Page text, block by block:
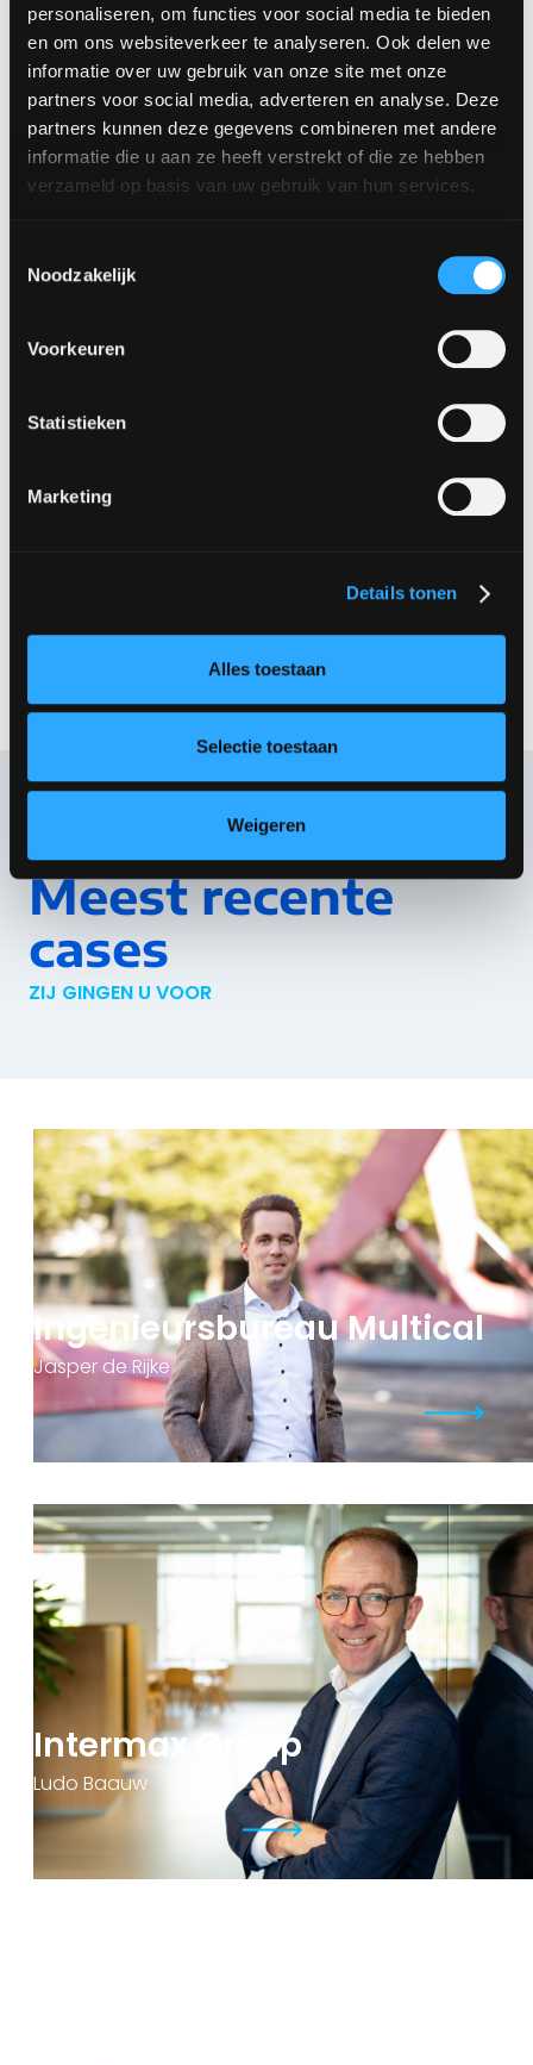
personaliseren, om functies voor social media te bieden
en om ons websiteverkeer te analyseren. Ook delen we
informatie over uw gebruik van onze site met onze
partners voor social media, adverteren en analyse. Deze
partners kunnen deze gegevens combineren met andere
informatie die u aan ze heeft verstrekt of die ze hebben
verzameld op basis van uw gebruik van hun services.
Noodzakelijk
Voorkeuren
Statistieken
Marketing
Details tonen
Alles toestaan
Selectie toestaan
Weigeren
kans op succes! Niet geheel onbelangrijk….wij weten
nu ook hoe wij waardecreatie kunnen meten. Zo
kunnen wij direct het effect van onze inspanningen
zien en waar nodig bijsturen.
halen, meld je dan aan voor deze Boardroom! Je
missie, visie en strategie. Je werkt aan een
concreet lange-termijn-plan met een duidelijk doel;
iedereen binnen de organisatie heeft dezelfde
focus. Dat is een motiverende maar zeker ook
Meest recente
cases
ZIJ GINGEN U VOOR
Ingenieursbureau Multical
Jasper de Rijke
Intermax Group
Ludo Baauw